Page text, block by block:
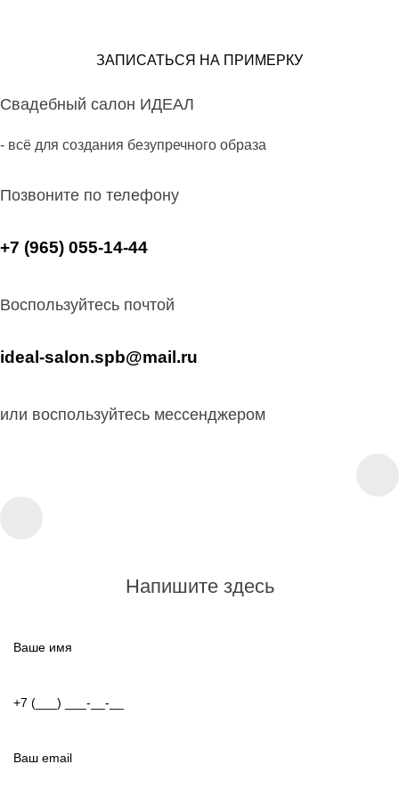
ЗАПИСАТЬСЯ НА ПРИМЕРКУ
Свадебный салон ИДЕАЛ
- всё для создания безупречного образа
Позвоните по телефону
+7 (965) 055-14-44
Воспользуйтесь почтой
ideal-salon.spb@mail.ru
или воспользуйтесь мессенджером
Напишите здесь